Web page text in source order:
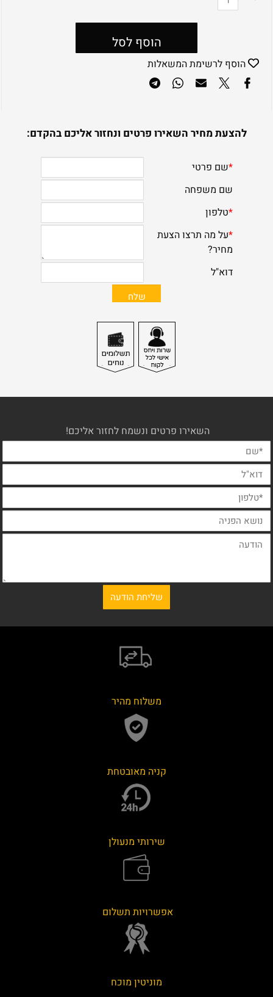
הוסף לסל
הוסף לרשימת המשאלות
להצעת מחיר השאירו פרטים ונחזור אליכם בהקדם:
השאירו פרטים ונשמח לחזור אליכם!
משלוח מהיר
קניה מאובטחת
שירותי מנעולן
אפשרויות תשלום
מוניטין מוכח